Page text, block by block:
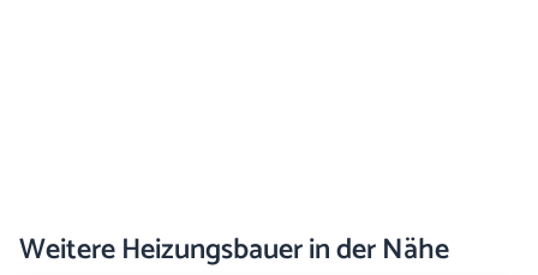
Weitere Heizungsbauer in der Nähe